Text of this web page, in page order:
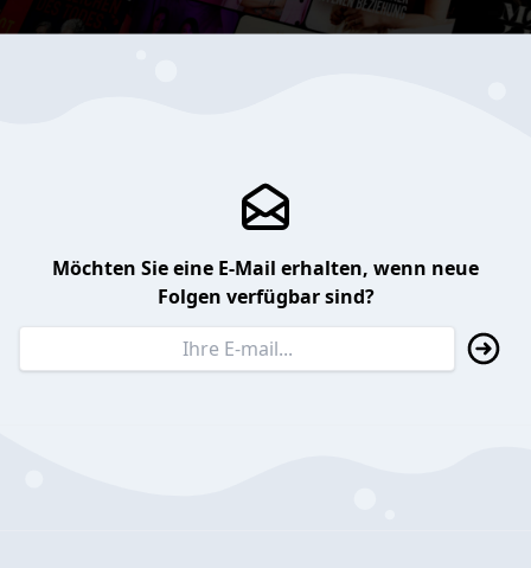
Möchten Sie eine E-Mail erhalten, wenn neue
Folgen verfügbar sind?